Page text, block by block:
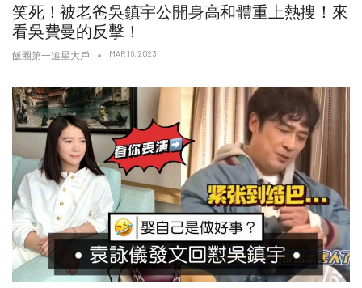
笑死！被老爸吳鎮宇公開身高和體重上熱搜！來
看吳費曼的反擊！
飯圈第一追星大戶 MAR 16, 2023